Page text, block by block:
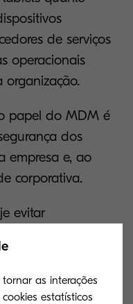
de serviços
operacionais
organização.
papel do MDM é
dos
empresa e, ao
corporativa.
evitar
definido. A Tech
completo inclui:
as interações
estatísticos